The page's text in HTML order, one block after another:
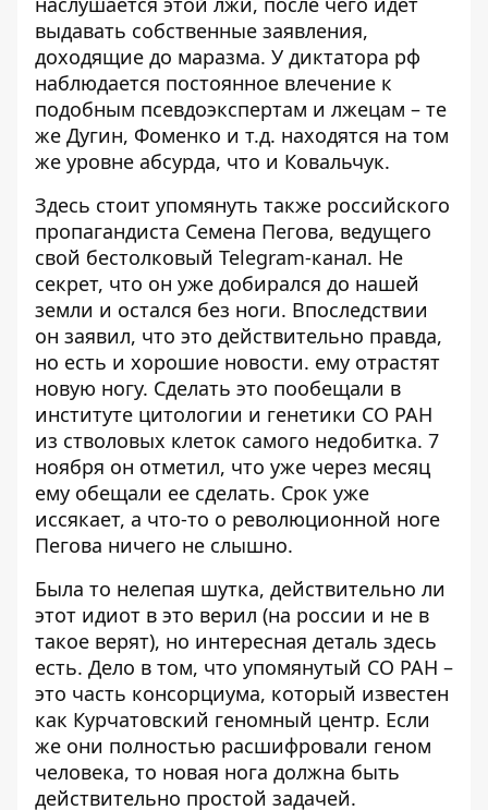
выдавать собственные заявления,
доходящие до маразма. У диктатора рф
наблюдается постоянное влечение к
подобным псевдоэкспертам и лжецам – те
же Дугин, Фоменко и т.д. находятся на том
же уровне абсурда, что и Ковальчук.
Здесь стоит упомянуть также российского
пропагандиста Семена Пегова, ведущего
свой бестолковый Telegram-канал. Не
секрет, что он уже добирался до нашей
земли и остался без ноги. Впоследствии
он заявил, что это действительно правда,
но есть и хорошие новости. ему отрастят
новую ногу. Сделать это пообещали в
институте цитологии и генетики СО РАН
из стволовых клеток самого недобитка. 7
ноября он отметил, что уже через месяц
ему обещали ее сделать. Срок уже
иссякает, а что-то о революционной ноге
Пегова ничего не слышно.
Была то нелепая шутка, действительно ли
этот идиот в это верил (на россии и не в
такое верят), но интересная деталь здесь
есть. Дело в том, что упомянутый СО РАН –
это часть консорциума, который известен
как Курчатовский геномный центр. Если
же они полностью расшифровали геном
человека, то новая нога должна быть
действительно простой задачей.